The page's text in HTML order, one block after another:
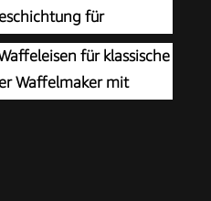
für
platzsparend
Leistung,
für klassische
Waffelmaker mit
550 Watt, Farbe: